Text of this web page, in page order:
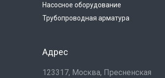
Насосное оборудование
Трубопроводная арматура
Адрес
123317, Москва, Пресненская